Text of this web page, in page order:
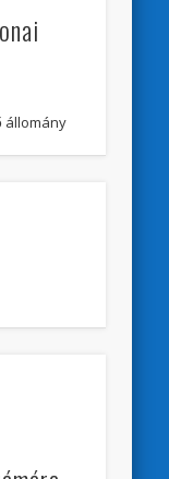
állomány